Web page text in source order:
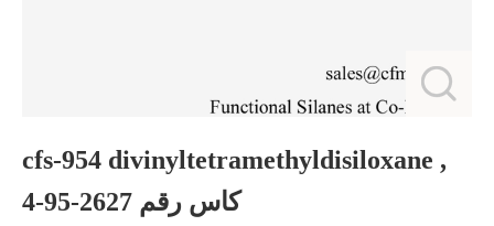
cfs-954 divinyltetramethyldisiloxane ,
كاس رقم 2627-95-4